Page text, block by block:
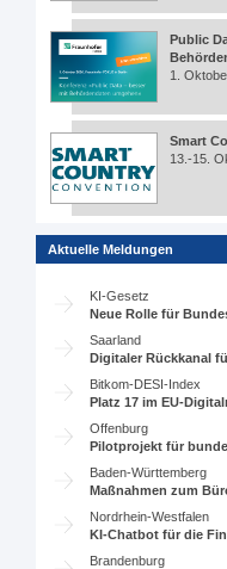
Public
1.
Smart
13.-15.
Aktuelle Meldungen
KI-Gesetz
Neue Rolle für
Saarland
Digitaler Rückkanal
Bitkom-DESI-Index
Platz 17 im EU-
Offenburg
Pilotprojekt für
Baden-Württemberg
Maßnahmen zum
Nordrhein-Westfalen
KI-Chatbot für die
Brandenburg